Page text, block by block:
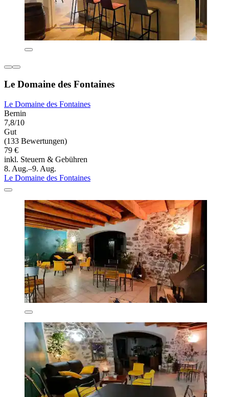
Le Domaine des Fontaines
Le Domaine des Fontaines
Bernin
7,8/10
Gut
(133 Bewertungen)
79 €
inkl. Steuern & Gebühren
8. Aug.–9. Aug.
Le Domaine des Fontaines